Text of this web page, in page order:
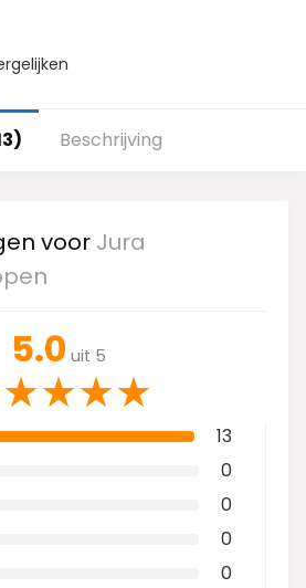
Beschrijving
voor Jura
5.0 uit 5
★★★★
13
0
0
0
0